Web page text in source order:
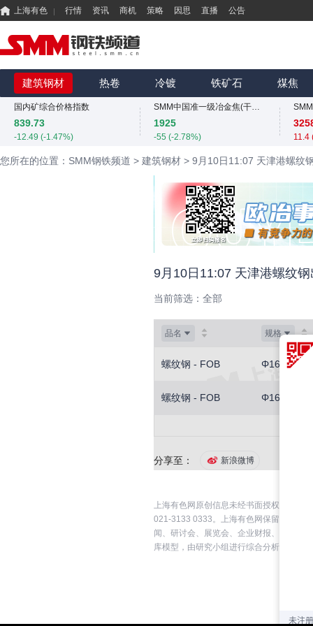
上海有色 行情 资讯 商机 策略 因思 直播 公告
建筑钢材 热卷 冷镀 铁矿石 煤焦
国内矿综合价格指数
839.73
-12.49 (-1.47%)
815
0 (0.00%)
国内矿综合价格指数
839.73
-12.49 (-1.47%)
815
3034
SMM中国准一级冶金焦(干熄)价格指数
1925
-55 (-2.78%)
3034
1925
-55 (-2.78%)
SMM中国螺纹钢价格指数
3034
11.4
11.4
您所在的位置：SMM钢铁频道 > 建筑钢材 > 9月10日11:07 天津港螺纹
9月10日11:07 天津港螺纹
当前筛选： 全部
品名 规格
螺纹钢 - FOB Φ16-20
螺纹钢 - FOB Φ16-20
分享至： 新浪微博
上海有色网原创信息未经书面授权，禁止
021-3133 0333。上海有色网保留追究侵
闻、研讨会、展览会、企业财报、券商报
库模型，由研究小组进行综合分析和合理